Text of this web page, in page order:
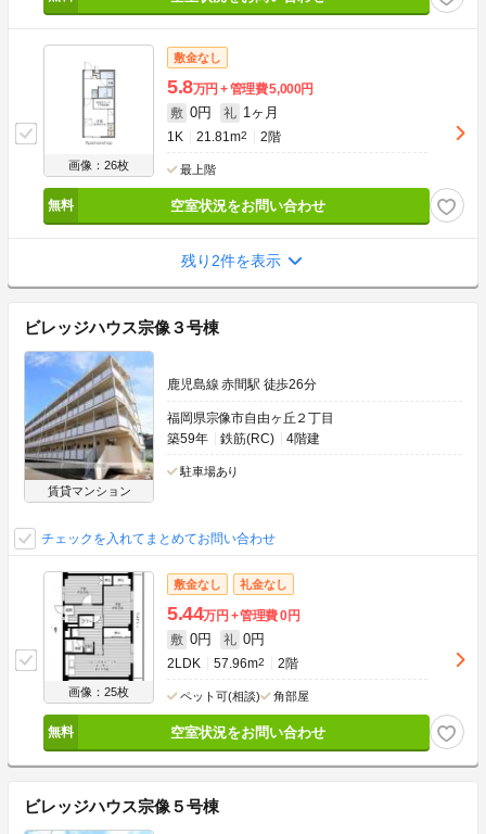
画像：26枚
敷金なし
5.8万円 管理費5,000円
敷 0円 礼 1ヶ月
1K 21.81m2 2階
最上階
空室状況をお問い合わせ
残り2件を表示
ビレッジハウス宗像３号棟
賃貸マンション
鹿児島線 赤間駅 徒歩26分
福岡県宗像市自由ヶ丘２丁目
築59年
鉄筋(RC) 4階建
駐車場あり
チェックを入れてまとめてお問い合わせ
画像：25枚
敷金なし 礼金なし
5.44万円 管理費0円
敷 0円 礼 0円
2LDK 57.96m2 2階
ペット可(相談) 角部屋
空室状況をお問い合わせ
ビレッジハウス宗像５号棟